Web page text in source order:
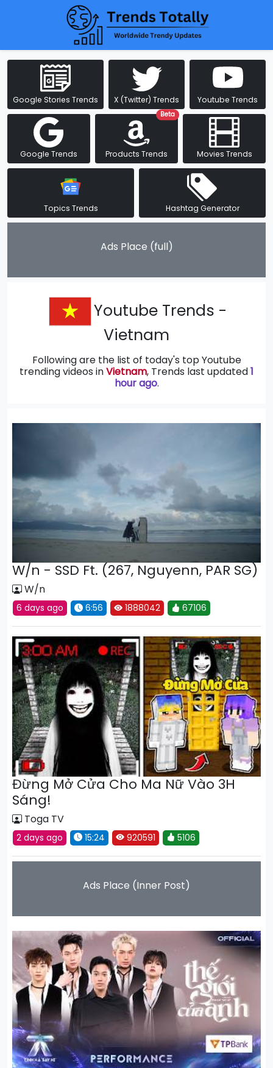
Google Stories Trends X (Twitter) Trends Youtube Trends
Google Trends Products Trends
Beta
Movies Trends
Topics Trends Hashtag Generator
Ads Place (full)
Youtube Trends -
Vietnam
Following are the list of today's top Youtube
trending videos inVietnam, Trends last updated1
hour ago.
W/n - SSD Ft. (267, Nguyenn, PAR SG)
W/n
6 days ago 6:56 1888042 67106
Đừng Mở Cửa Cho Ma Nữ Vào 3H
Sáng!
Toga TV
2 days ago 15:24 920591 5106
Ads Place (Inner Post)